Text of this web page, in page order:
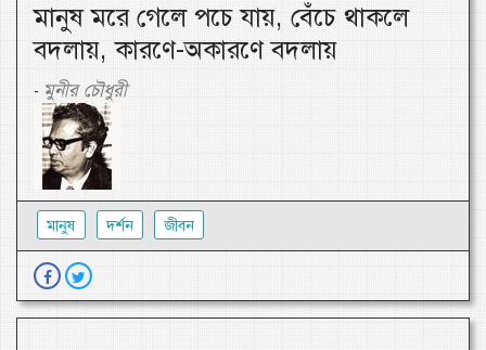
মানুষ মরে গেলে পচে যায়, বেঁচে থাকলে
বদলায়, কারণে-অকারণে বদলায়
- মুনীর চৌধুরী
মানুষ দর্শন জীবন